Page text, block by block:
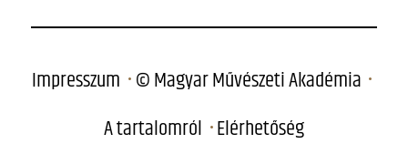
Impresszum © Magyar Művészeti Akadémia
A tartalomról Elérhetőség